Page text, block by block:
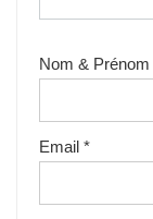
Nom & Prénom
Email *